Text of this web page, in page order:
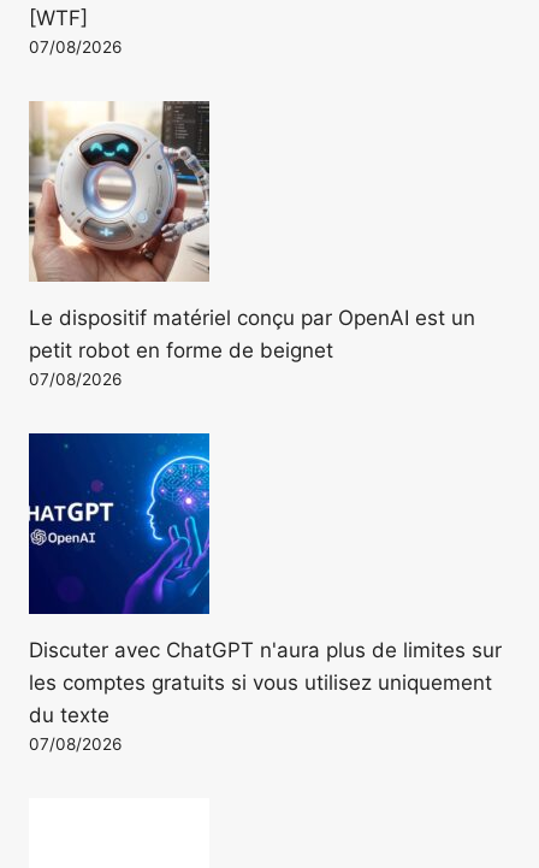
[WTF]
07/08/2026
Le dispositif matériel conçu par OpenAI est un
petit robot en forme de beignet
07/08/2026
Discuter avec ChatGPT n'aura plus de limites sur
les comptes gratuits si vous utilisez uniquement
du texte
07/08/2026